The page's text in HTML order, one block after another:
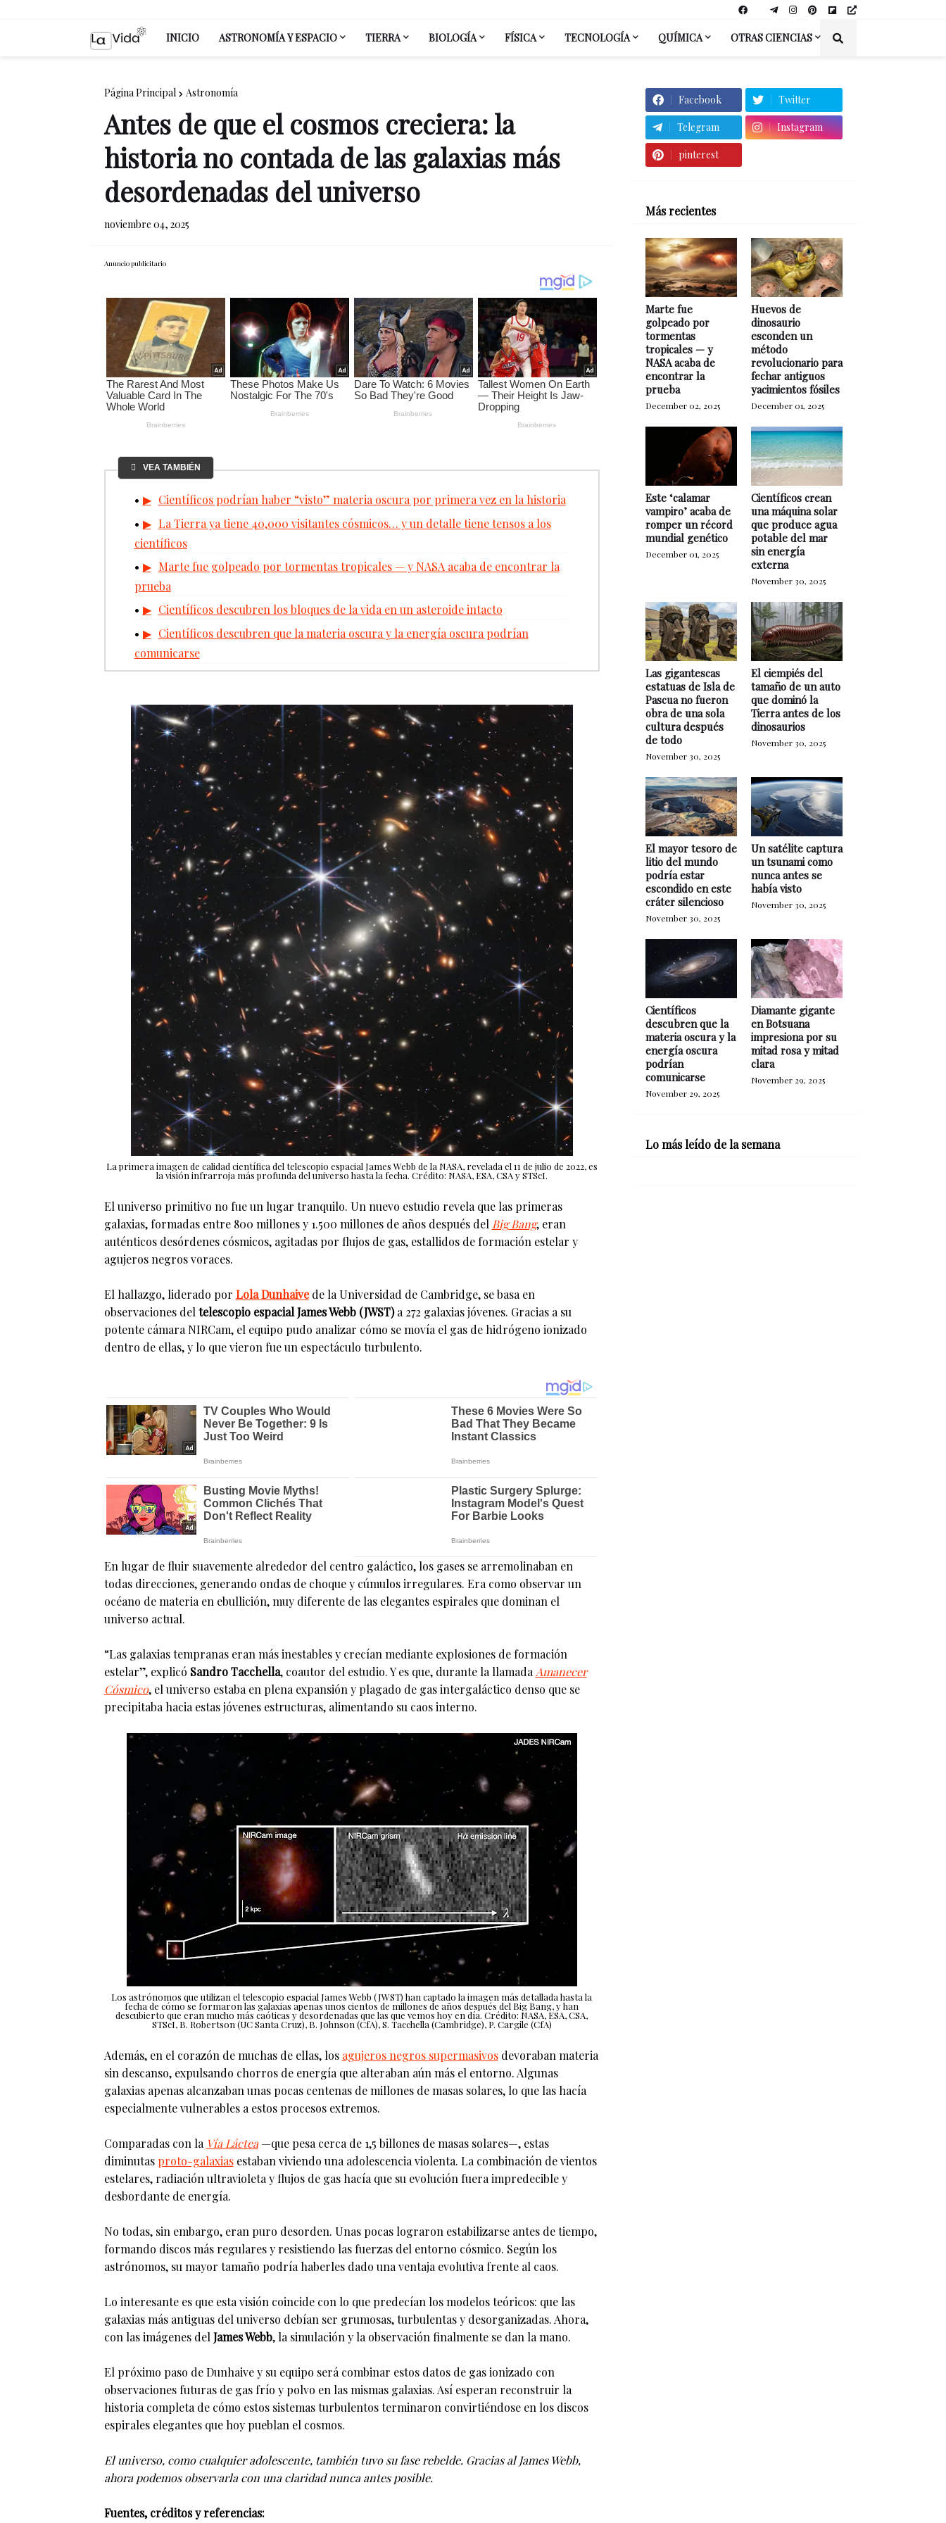
INICIO ASTRONOMÍA Y ESPACIO TIERRA BIOLOGÍA FÍSICA TECNOLOGÍA QUÍMICA OTRAS CIENCIAS
Página Principal Astronomía
Antes de que el cosmos creciera: la
historia no contada de las galaxias más
desordenadas del universo
noviembre 04, 2025
Anuncio publicitario
VEA TAMBIÉN
Científicos podrían haber “visto” materia oscura por primera vez en la historia
La Tierra ya tiene 40,000 visitantes cósmicos… y un detalle tiene tensos a los
científicos
Marte fue golpeado por tormentas tropicales — y NASA acaba de encontrar la
prueba
Científicos descubren los bloques de la vida en un asteroide intacto
Científicos descubren que la materia oscura y la energía oscura podrían
comunicarse
La primera imagen de calidad científica del telescopio espacial James Webb de la NASA, revelada el 11 de julio de 2022, es
la visión infrarroja más profunda del universo hasta la fecha. Crédito: NASA, ESA, CSA y STScI.
El universo primitivo no fue un lugar tranquilo. Un nuevo estudio revela que las primeras
galaxias, formadas entre 800 millones y 1.500 millones de años después del Big Bang, eran
auténticos desórdenes cósmicos, agitadas por flujos de gas, estallidos de formación estelar y
agujeros negros voraces.
El hallazgo, liderado por Lola Dunhaivede la Universidad de Cambridge, se basa en
observaciones del telescopio espacial James Webb (JWST)a 272 galaxias jóvenes. Gracias a su
potente cámara NIRCam, el equipo pudo analizar cómo se movía el gas de hidrógeno ionizado
dentro de ellas, y lo que vieron fue un espectáculo turbulento.
En lugar de fluir suavemente alrededor del centro galáctico, los gases se arremolinaban en
todas direcciones, generando ondas de choque y cúmulos irregulares. Era como observar un
océano de materia en ebullición, muy diferente de las elegantes espirales que dominan el
universo actual.
“Las galaxias tempranas eran más inestables y crecían mediante explosiones de formación
estelar”, explicó Sandro Tacchella, coautor del estudio. Y es que, durante la llamada Amanecer
Cósmico, el universo estaba en plena expansión y plagado de gas intergaláctico denso que se
precipitaba hacia estas jóvenes estructuras, alimentando su caos interno.
Los astrónomos que utilizan el telescopio espacial James Webb (JWST) han captado la imagen más detallada hasta la
fecha de cómo se formaron las galaxias apenas unos cientos de millones de años después del Big Bang, y han
descubierto que eran mucho más caóticas y desordenadas que las que vemos hoy en día. Crédito: NASA, ESA, CSA,
STScI, B. Robertson (UC Santa Cruz), B. Johnson (CfA), S. Tacchella (Cambridge), P. Cargile (CfA)
Además, en el corazón de muchas de ellas, los agujeros negros supermasivosdevoraban materia
sin descanso, expulsando chorros de energía que alteraban aún más el entorno. Algunas
galaxias apenas alcanzaban unas pocas centenas de millones de masas solares, lo que las hacía
especialmente vulnerables a estos procesos extremos.
Comparadas con la Vía Láctea—que pesa cerca de 1,5 billones de masas solares—, estas
diminutas proto-galaxiasestaban viviendo una adolescencia violenta. La combinación de vientos
estelares, radiación ultravioleta y flujos de gas hacía que su evolución fuera impredecible y
desbordante de energía.
No todas, sin embargo, eran puro desorden. Unas pocas lograron estabilizarse antes de tiempo,
formando discos más regulares y resistiendo las fuerzas del entorno cósmico. Según los
astrónomos, su mayor tamaño podría haberles dado una ventaja evolutiva frente al caos.
Lo interesante es que esta visión coincide con lo que predecían los modelos teóricos: que las
galaxias más antiguas del universo debían ser grumosas, turbulentas y desorganizadas. Ahora,
con las imágenes del James Webb, la simulación y la observación finalmente se dan la mano.
El próximo paso de Dunhaive y su equipo será combinar estos datos de gas ionizado con
observaciones futuras de gas frío y polvo en las mismas galaxias. Así esperan reconstruir la
historia completa de cómo estos sistemas turbulentos terminaron convirtiéndose en los discos
espirales elegantes que hoy pueblan el cosmos.
El universo, como cualquier adolescente, también tuvo su fase rebelde. Gracias al James Webb,
ahora podemos observarla con una claridad nunca antes posible.
Fuentes, créditos y referencias:
Facebook Twitter
Telegram Instagram
pinterest
Más recientes
Marte fue
golpeado por
tormentas
tropicales — y
NASA acaba de
encontrar la
prueba
December 02, 2025
Huevos de
dinosaurio
esconden un
método
revolucionario para
fechar antiguos
yacimientos fósiles
December 01, 2025
Este ‘calamar
vampiro’ acaba de
romper un récord
mundial genético
December 01, 2025
Científicos crean
una máquina solar
que produce agua
potable del mar
sin energía
externa
November 30, 2025
Las gigantescas
estatuas de Isla de
Pascua no fueron
obra de una sola
cultura después
de todo
November 30, 2025
El ciempiés del
tamaño de un auto
que dominó la
Tierra antes de los
dinosaurios
November 30, 2025
El mayor tesoro de
litio del mundo
podría estar
escondido en este
cráter silencioso
November 30, 2025
Un satélite captura
un tsunami como
nunca antes se
había visto
November 30, 2025
Científicos
descubren que la
materia oscura y la
energía oscura
podrían
comunicarse
November 29, 2025
Diamante gigante
en Botsuana
impresiona por su
mitad rosa y mitad
clara
November 29, 2025
Lo más leído de la semana